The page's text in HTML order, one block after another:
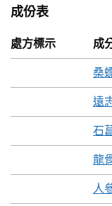
成份表
處方標示 成
桑
遠
石
龍
人